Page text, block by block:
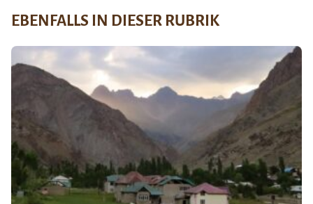
EBENFALLS IN DIESER RUBRIK